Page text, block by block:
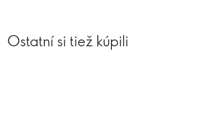
Ostatní si tiež kúpili